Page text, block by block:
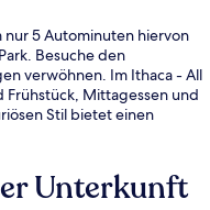
nur 5 Autominuten hiervon
Besuche den
verwöhnen. Im Ithaca - All
Frühstück, Mittagessen und
Stil bietet einen
Unterkunft